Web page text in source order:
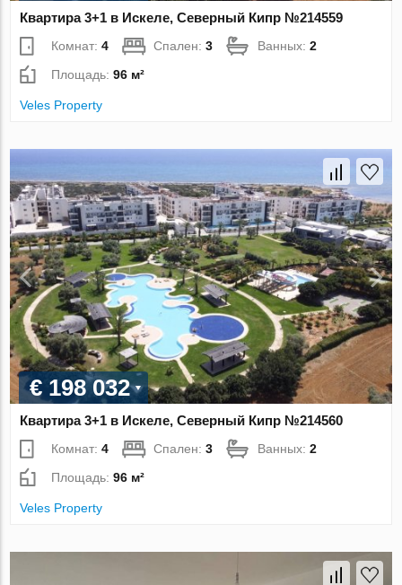
Квартира 3+1 в Искеле, Северный Кипр №214559
Комнат:4 Спален:3 Ванных:2
Площадь:96 м²
Veles Property
€ 198 032
Квартира 3+1 в Искеле, Северный Кипр №214560
Комнат:4 Спален:3 Ванных:2
Площадь:96 м²
Veles Property